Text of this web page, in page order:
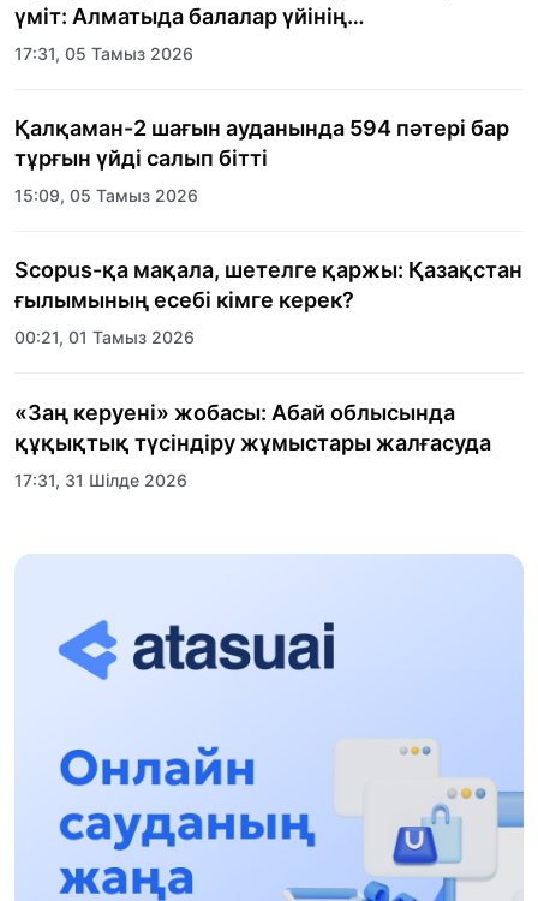
үміт: Алматыда балалар үйінің
тәрбиеленушілеріне мерекелік күн
17:31, 05 Тамыз 2026
Қалқаман-2 шағын ауданында 594 пәтері бар
тұрғын үйді салып бітті
15:09, 05 Тамыз 2026
Scopus-қа мақала, шетелге қаржы: Қазақстан
ғылымының есебі кімге керек?
00:21, 01 Тамыз 2026
«Заң керуені» жобасы: Абай облысында
құқықтық түсіндіру жұмыстары жалғасуда
17:31, 31 Шілде 2026
Халықаралық «Формула-1 H2O» жарысын
13:13, 30 Шілде 2026
12:01, 28 Шілде 2026
Абзал Достияр: Думан Мұхаметкәрімді
Алматы түрмесіне ауыстыруы мүмкін